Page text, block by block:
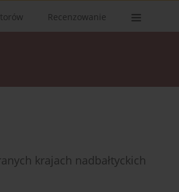
Recenzowanie
krajach nadbałtyckich